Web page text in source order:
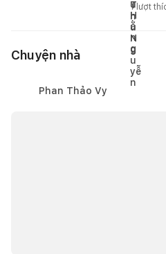
1lượt
Chuyện nhà
Phan Thảo Vy